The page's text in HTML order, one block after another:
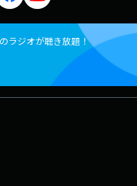
ラジオが聴き放題！